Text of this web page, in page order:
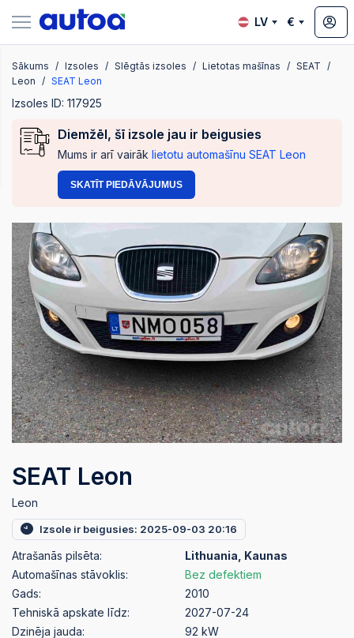
LV €
Sākums Izsoles Slēgtās izsoles Lietotas mašīnas
SEAT
Leon
SEAT Leon
Izsoles ID: 117925
Diemžēl, šī izsole jau ir beigusies
Mums ir arī vairāk lietotu automašīnu SEAT Leon
SKATĪT PIEDĀVĀJUMUS
SEAT Leon
Leon
Izsole ir beigusies: 2025-09-03 20:16
Atrašanās pilsēta:
Lithuania, Kaunas
Automašīnas stāvoklis:
Bez defektiem
Gads:
2010
Tehniskā apskate līdz:
2027-07-24
Dzinēja jauda:
92 kW